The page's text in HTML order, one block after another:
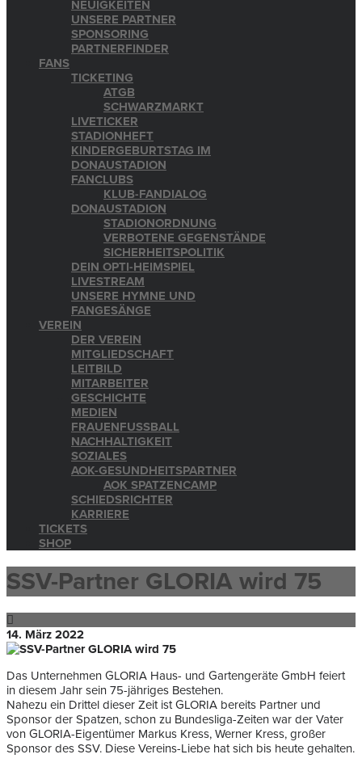
NEUIGKEITEN
UNSERE PARTNER
SPONSORING
PARTNERFINDER
FANS
TICKETING
ATGB
SCHWARZMARKT
LIVETICKER
STADIONHEFT
KINDERGEBURTSTAG IM
DONAUSTADION
FANCLUBS
KLUB-FANDIALOG
DONAUSTADION
STADIONORDNUNG
VERBOTENE GEGENSTÄNDE
SICHERHEITSPOLITIK
DEIN OPTI-HEIMSPIEL
LIVESTREAM
UNSERE HYMNE UND
FANGESÄNGE
VEREIN
DER VEREIN
MITGLIEDSCHAFT
LEITBILD
MITARBEITER
GESCHICHTE
MEDIEN
FRAUENFUSSBALL
NACHHALTIGKEIT
SOZIALES
AOK-GESUNDHEITSPARTNER
AOK SPATZENCAMP
SCHIEDSRICHTER
KARRIERE
TICKETS
SHOP
SSV-Partner GLORIA wird 75
14. März 2022
Das Unternehmen GLORIA Haus- und Gartengeräte GmbH feiert
in diesem Jahr sein 75-jähriges Bestehen.
Nahezu ein Drittel dieser Zeit ist GLORIA bereits Partner und
Sponsor der Spatzen, schon zu Bundesliga-Zeiten war der Vater
von GLORIA-Eigentümer Markus Kress, Werner Kress, großer
Sponsor des SSV. Diese Vereins-Liebe hat sich bis heute gehalten.